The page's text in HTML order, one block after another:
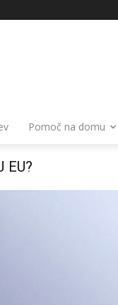
Pomoč na domu
GENERACIJE